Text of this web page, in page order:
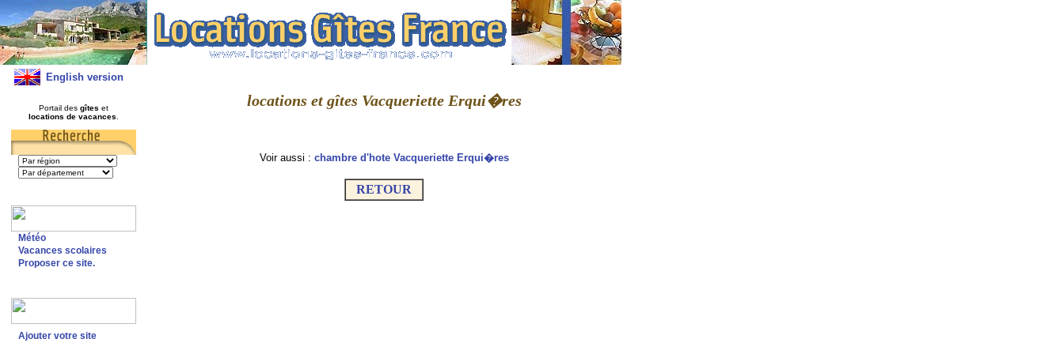
English version
Portail des gîtes et
locations de vacances
Météo
Vacances scolaires
Proposer ce site.
Ajouter votre site
locations et gîtes Vacqueriette Erqui�res
Voir aussi : chambre d'hote Vacqueriette Erqui�res
RETOUR